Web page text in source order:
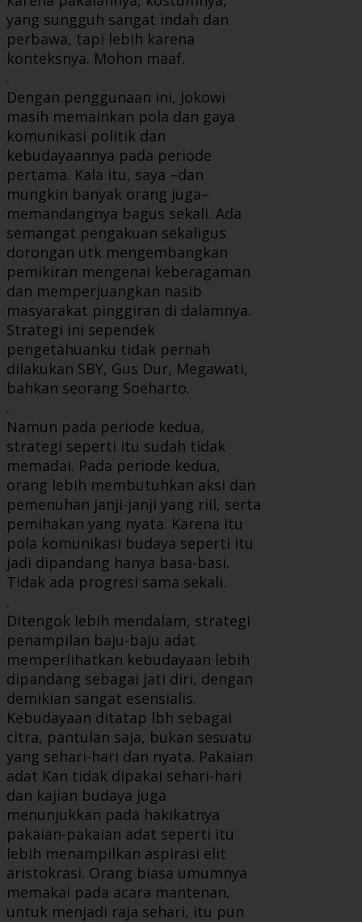
yang sungguh sangat indah dan
perbawa, tapi lebih karena
konteksnya. Mohon maaf.
.
Dengan penggunaan ini, Jokowi
masih memainkan pola dan gaya
komunikasi politik dan
kebudayaannya pada periode
pertama. Kala itu, saya –dan
mungkin banyak orang juga–
memandangnya bagus sekali. Ada
semangat pengakuan sekaligus
dorongan utk mengembangkan
pemikiran mengenai keberagaman
dan memperjuangkan nasib
masyarakat pinggiran di dalamnya.
Strategi ini sependek
pengetahuanku tidak pernah
dilakukan SBY, Gus Dur, Megawati,
bahkan seorang Soeharto.
.
Namun pada periode kedua,
strategi seperti itu sudah tidak
memadai. Pada periode kedua,
orang lebih membutuhkan aksi dan
pemenuhan janji-janji yang riil, serta
pemihakan yang nyata. Karena itu
pola komunikasi budaya seperti itu
jadi dipandang hanya basa-basi.
Tidak ada progresi sama sekali.
.
Ditengok lebih mendalam, strategi
penampilan baju-baju adat
memperlihatkan kebudayaan lebih
dipandang sebagai jati diri, dengan
demikian sangat esensialis.
Kebudayaan ditatap lbh sebagai
citra, pantulan saja, bukan sesuatu
yang sehari-hari dan nyata. Pakaian
adat Kan tidak dipakai sehari-hari
dan kajian budaya juga
menunjukkan pada hakikatnya
pakaian-pakaian adat seperti itu
lebih menampilkan aspirasi elit
aristokrasi. Orang biasa umumnya
memakai pada acara mantenan,
untuk menjadi raja sehari, itu pun